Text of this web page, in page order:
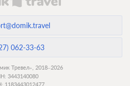
062-33-63
Тревел», 2018–2026
3443140080
1183443012477